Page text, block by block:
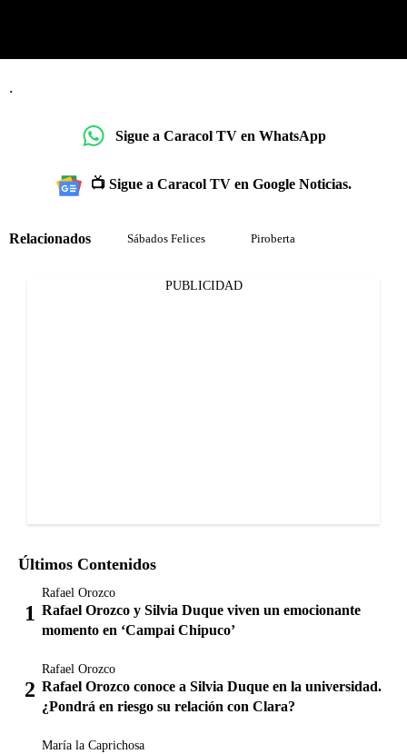
.
Sigue a Caracol TV en WhatsApp
📺 Sigue a Caracol TV en Google Noticias.
Relacionados Sábados Felices Piroberta
PUBLICIDAD
Últimos Contenidos
Rafael Orozco
Rafael Orozco y Silvia Duque viven un emocionante
momento en ‘Campai Chipuco’
Rafael Orozco
Rafael Orozco conoce a Silvia Duque en la universidad.
¿Pondrá en riesgo su relación con Clara?
María la Caprichosa